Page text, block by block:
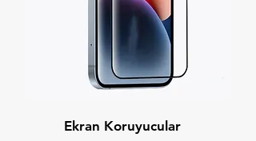
Ekran Koruyucular